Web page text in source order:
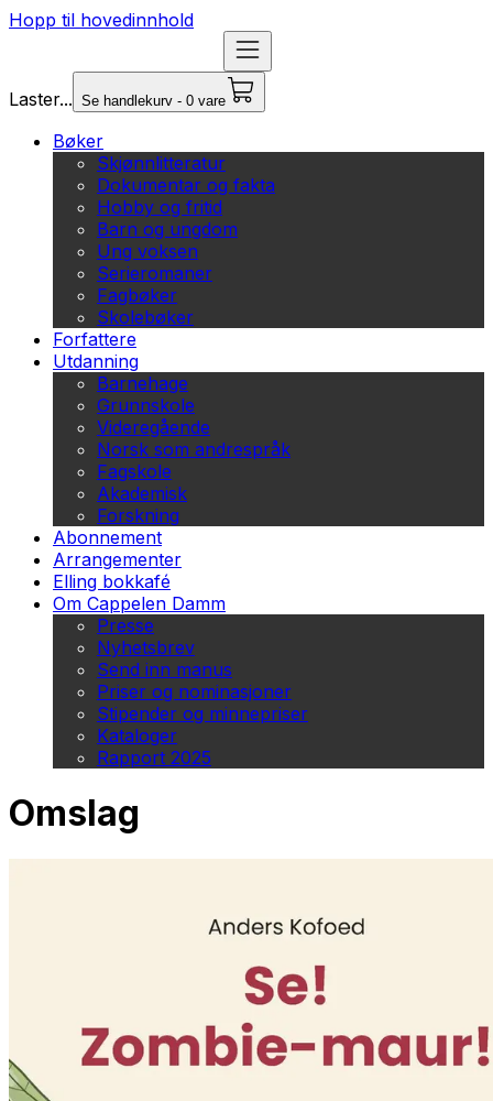
Hopp til hovedinnhold
Laster... Se handlekurv - 0 vare
Bøker
Skjønnlitteratur
Dokumentar og fakta
Hobby og fritid
Barn og ungdom
Ung voksen
Serieromaner
Fagbøker
Skolebøker
Forfattere
Utdanning
Barnehage
Grunnskole
Videregående
Norsk som andrespråk
Fagskole
Akademisk
Forskning
Abonnement
Arrangementer
Elling bokkafé
Om Cappelen Damm
Presse
Nyhetsbrev
Send inn manus
Priser og nominasjoner
Stipender og minnepriser
Kataloger
Rapport 2025
Omslag